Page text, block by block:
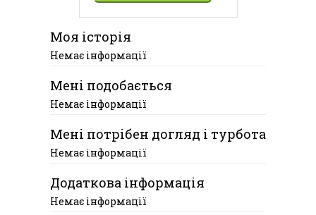
Моя історія
Немає інформації
Мені подобається
Немає інформації
Мені потрібен догляд і турбота
Немає інформації
Додаткова інформація
Немає інформації